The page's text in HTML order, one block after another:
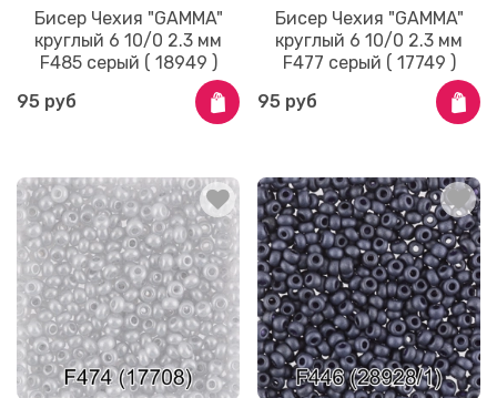
Бисер Чехия "GAMMA"
круглый 6 10/0 2.3 мм
F485 серый ( 18949 )
95 руб
Бисер Чехия "GAMMA"
круглый 6 10/0 2.3 мм
F477 серый ( 17749 )
95 руб